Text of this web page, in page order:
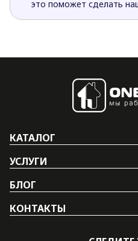
это поможет сделать
КАТАЛОГ
УСЛУГИ
БЛОГ
КОНТАКТЫ